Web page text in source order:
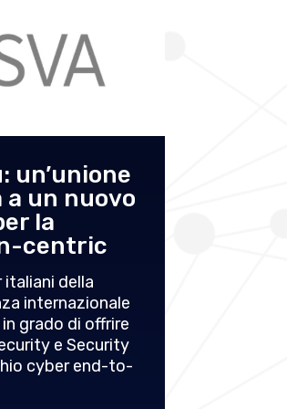
un’unione
un nuovo
la
centric
italiani della
internazionale
grado di offrire
e Security
cyber end-to-